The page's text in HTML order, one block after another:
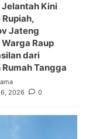
Kini
Jateng
Raup
dari
Tangga
2026
0